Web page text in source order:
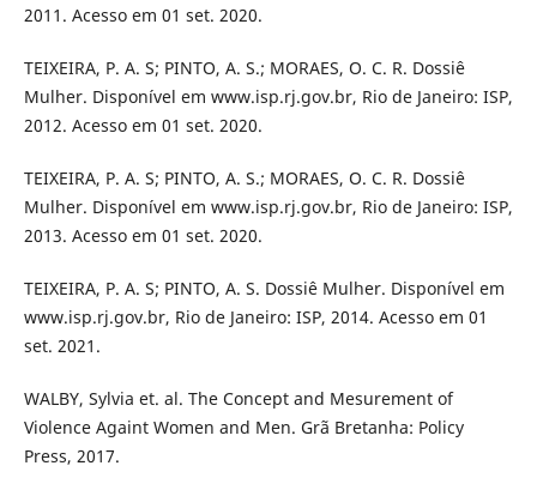
2011. Acesso em 01 set. 2020.
TEIXEIRA, P. A. S; PINTO, A. S.; MORAES, O. C. R. Dossiê
Mulher. Disponível em www.isp.rj.gov.br, Rio de Janeiro: ISP,
2012. Acesso em 01 set. 2020.
TEIXEIRA, P. A. S; PINTO, A. S.; MORAES, O. C. R. Dossiê
Mulher. Disponível em www.isp.rj.gov.br, Rio de Janeiro: ISP,
2013. Acesso em 01 set. 2020.
TEIXEIRA, P. A. S; PINTO, A. S. Dossiê Mulher. Disponível em
www.isp.rj.gov.br, Rio de Janeiro: ISP, 2014. Acesso em 01
set. 2021.
WALBY, Sylvia et. al. The Concept and Mesurement of
Violence Againt Women and Men. Grã Bretanha: Policy
Press, 2017.